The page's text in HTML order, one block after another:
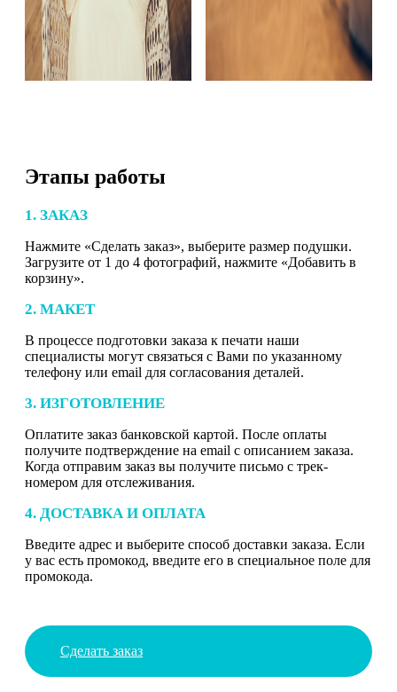
Этапы работы
1. ЗАКАЗ
Нажмите «Сделать заказ», выберите размер подушки.
Загрузите от 1 до 4 фотографий, нажмите «Добавить в
корзину».
2. МАКЕТ
В процессе подготовки заказа к печати наши
специалисты могут связаться с Вами по указанному
телефону или email для согласования деталей.
3. ИЗГОТОВЛЕНИЕ
Оплатите заказ банковской картой. После оплаты
получите подтверждение на email с описанием заказа.
Когда отправим заказ вы получите письмо с трек-
номером для отслеживания.
4. ДОСТАВКА И ОПЛАТА
Введите адрес и выберите способ доставки заказа. Если
у вас есть промокод, введите его в специальное поле для
промокода.
Сделать заказ